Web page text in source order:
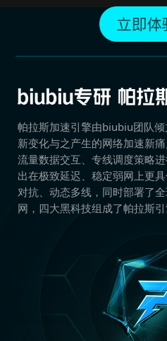
帕拉斯加速引擎由biubiu团队
新变化与之产生的网络加速新
流量数据交互、专线调度策略
出在极致延迟、稳定弱网上更
对抗、动态多线，同时部署了
网，四大黑科技组成了帕拉斯引